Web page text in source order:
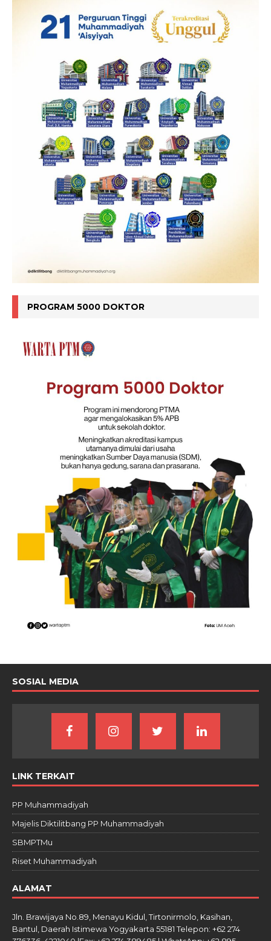
PROGRAM 5000 DOKTOR
SOSIAL MEDIA
LINK TERKAIT
PP Muhammadiyah
Majelis Diktilitbang PP Muhammadiyah
SBMPTMu
Riset Muhammadiyah
ALAMAT
Jln. Brawijaya No.89, Menayu Kidul, Tirtonirmolo, Kasihan,
Bantul, Daerah Istimewa Yogyakarta 55181 Telepon: +62 274